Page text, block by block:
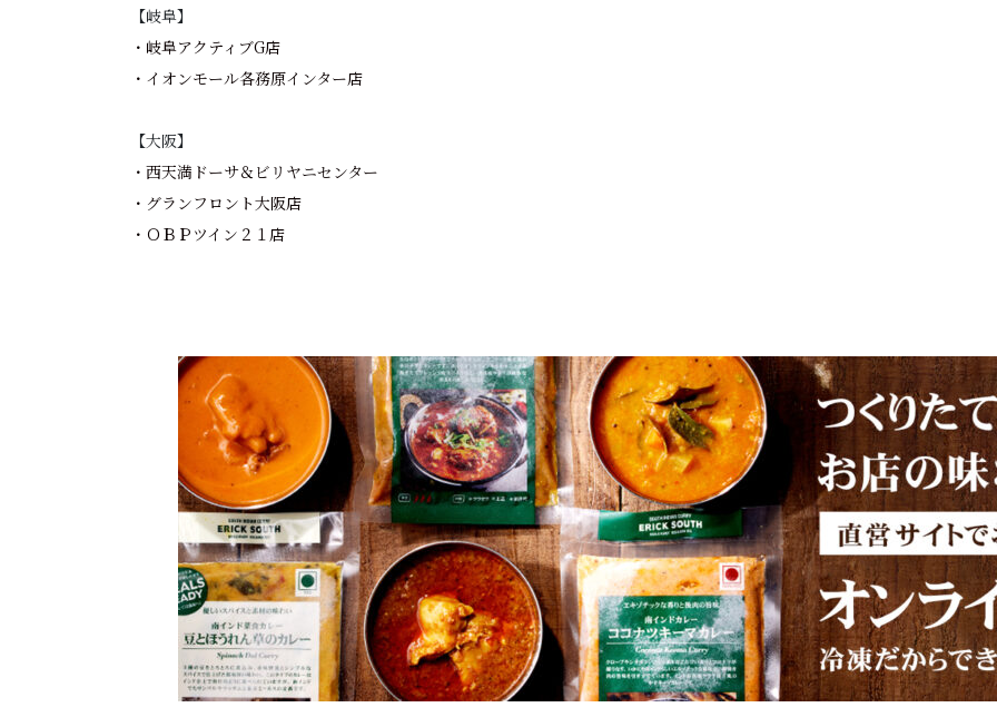
【岐阜】
・岐阜アクティブG店
・イオンモール各務原インター店
【大阪】
・西天満ドーサ＆ビリヤニセンター
・グランフロント大阪店
・ＯＢＰツイン２１店